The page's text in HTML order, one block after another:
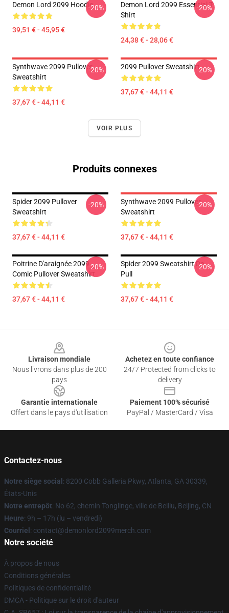
Demon Lord 2099 Hoodie
39,51 € - 45,95 €
-20%
Demon Lord 2099 Essential T-
Shirt
24,38 € - 28,06 €
-20%
Synthwave 2099 Pullover
Sweatshirt
37,67 € - 44,11 €
-20% 2099 Pullover Sweatshirt
37,67 € - 44,11 €
-20%
VOIR PLUS
Produits connexes
Spider 2099 Pullover
Sweatshirt
37,67 € - 44,11 €
-20%
Synthwave 2099 Pullover
Sweatshirt
37,67 € - 44,11 €
-20%
Poitrine D'araignée 2099
Comic Pullover Sweatshirt
37,67 € - 44,11 €
-20%
Spider 2099 Sweatshirt De
Pull
37,67 € - 44,11 €
-20%
Livraison mondiale
Nous livrons dans plus de 200
pays
Achetez en toute confiance
24/7 Protected from clicks to
delivery
Garantie internationale
Offert dans le pays d'utilisation
Paiement 100% sécurisé
PayPal / MasterCard / Visa
Contactez-nous
Notre siège social : 8200 Cobb Galleria Pkwy, Atlanta, GA 30339,
États-Unis
Notre entrepôt: No 62, chemin Tonglinge, ville de Beiliu, Beijing, CN
Heure: 9h – 17h (lu – vendredi)
Courriel : contact@demonlord2099merch.com
Notre société
À propos de nous
Conditions générales
Politiques de confidentialité
DMCA - Politique sur le droit d'auteur